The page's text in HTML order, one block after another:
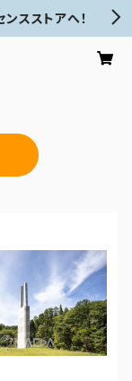
スストアへ！